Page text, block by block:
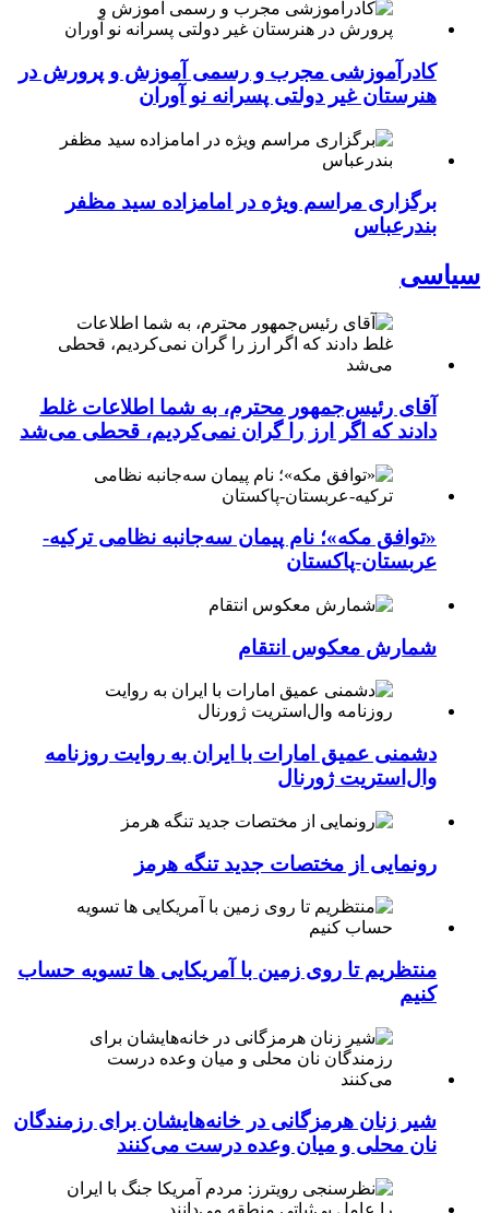
کادرآموزشی مجرب و رسمی آموزش و پرورش در
هنرستان غیر دولتی پسرانه نو آوران
برگزاری مراسم ویژه در امامزاده سید مظفر
بندرعباس
سیاسی
آقای رئیس‌جمهور محترم، به شما اطلاعات غلط
دادند که اگر ارز را گران نمی‌کردیم، قحطی می‌شد
«توافق مکه»؛ نام پیمان سه‌جانبه نظامی ترکیه-
عربستان-پاکستان
شمارش معکوس انتقام
دشمنی عمیق امارات با ایران به روایت روزنامه
وال‌استریت ژورنال
رونمایی از مختصات جدید تنگه هرمز
منتظریم تا روی زمین با آمریکایی ها تسویه حساب
کنیم
شیر زنان هرمزگانی در خانه‌هایشان برای رزمندگان
نان محلی و میان وعده درست می‌کنند